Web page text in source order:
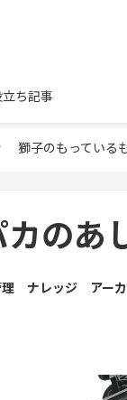
ち記事
獅子のもっている
のあ
理 ナレッジ アー